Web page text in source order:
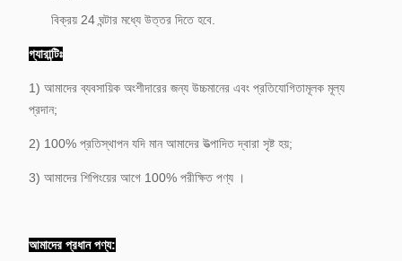
বিক্রয় 24 ঘন্টার মধ্যে উত্তর দিতে হবে.
গ্যারান্টিঃ
1) আমাদের ব্যবসায়িক অংশীদারের জন্য উচ্চমানের এবং প্রতিযোগিতামূলক মূল্য
প্রদান;
2) 100% প্রতিস্থাপন যদি মান আমাদের উত্পাদিত দ্বারা সৃষ্ট হয়;
3) আমাদের শিপিংয়ের আগে 100% পরীক্ষিত পণ্য ।
আমাদের প্রধান পণ্য: